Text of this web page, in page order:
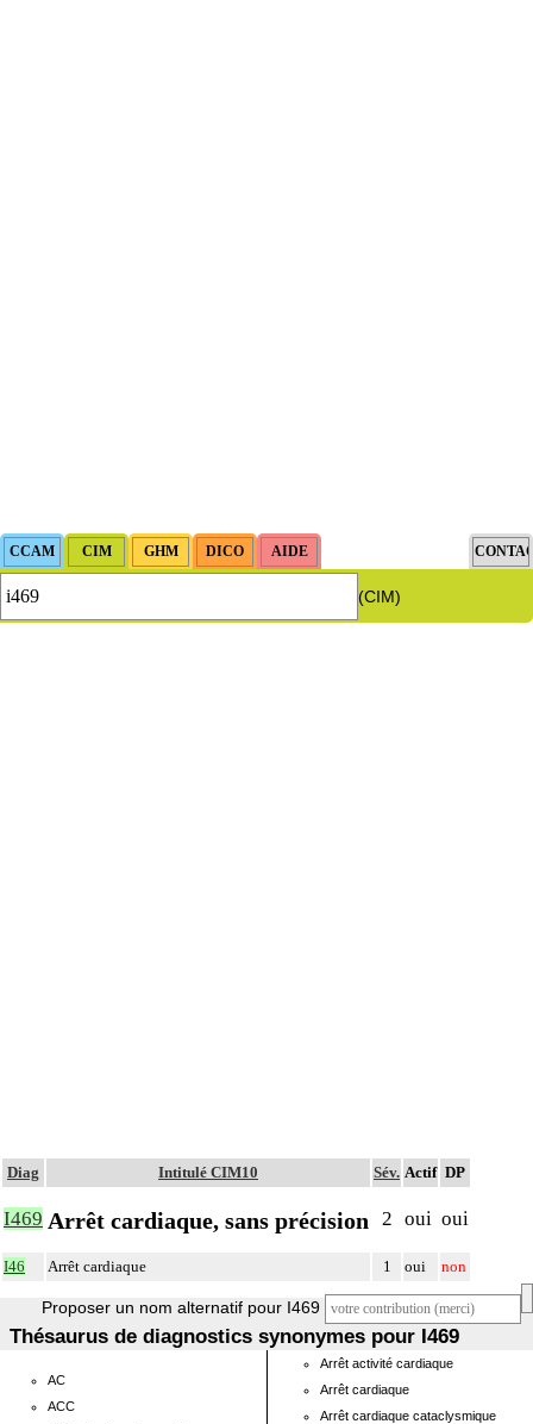
(CIM)
Diag Intitulé CIM10 Sév. Actif DP
I469 Arrêt cardiaque, sans précision 2 oui oui
I46 Arrêt cardiaque 1 oui non
Proposer un nom alternatif pour I469
Thésaurus de diagnostics synonymes pour I469
AC
ACC
Arrêt activité cardiaque
Arrêt cardiaque
Arrêt cardiaque cataclysmique